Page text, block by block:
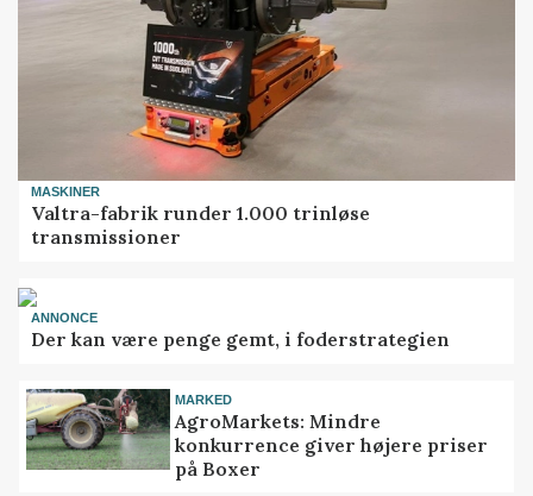
MASKINER
Valtra-fabrik runder 1.000 trinløse
transmissioner
ANNONCE
Der kan være penge gemt, i foderstrategien
MARKED
AgroMarkets: Mindre
konkurrence giver højere priser
på Boxer